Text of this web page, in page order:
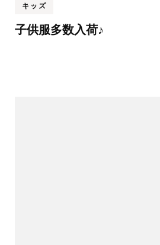
キッズ
子供服多数入荷♪